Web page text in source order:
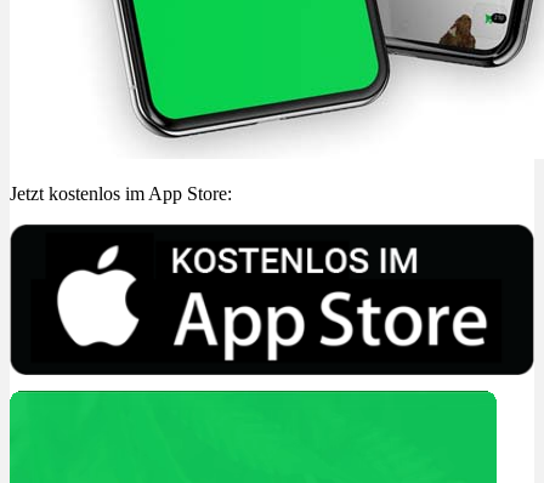
Jetzt kostenlos im App Store: